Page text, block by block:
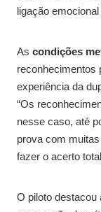
ligação
As condições
reconhecimentos
experiência da
“Os
nesse caso, até
prova com
fazer o acerto
O piloto destacou